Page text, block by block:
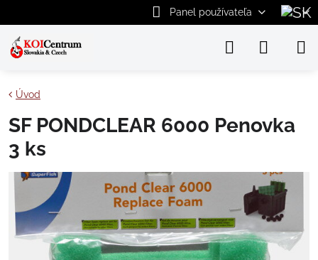
Panel používateľa
Úvod
SF PONDCLEAR 6000 Penovka
3 ks